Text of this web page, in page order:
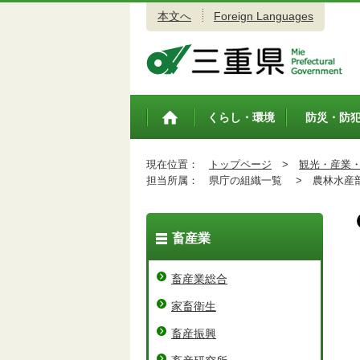
本文へ Foreign Languages
トップペ
くらし・環境 防災・防
現在位置： トップページ > 観光・産業
担当所属：
県庁の組織一覧 > 農林水
畜産業
畜産業総合
家畜衛生
畜産振興